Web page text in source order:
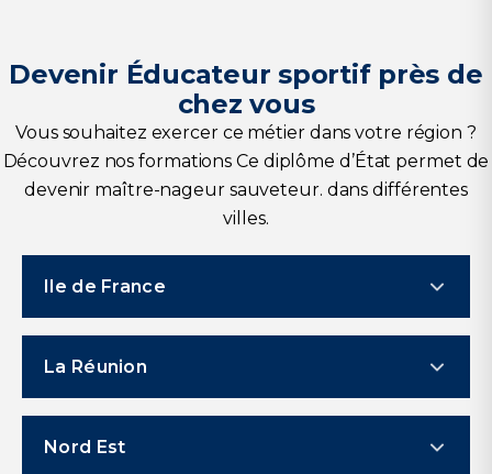
Devenir Éducateur sportifprès de
chez vous
Vous souhaitez exercer ce métier dans votre région ?
Découvrez nos formations Ce diplôme d’État permet de
devenir maître-nageur sauveteur. dans différentes
villes.
Ile de France
BPJEPS MAPST (ex BPJEPS APT) À
Paris-Nanterre
La Réunion
BPJEPS MAPST (ex BPJEPS APT) à SAINT-
Nord Est